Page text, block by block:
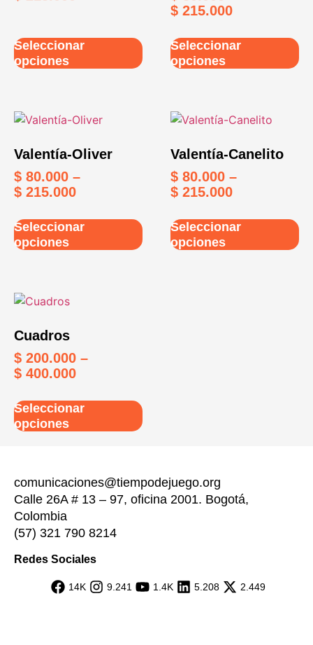
Seleccionar
opciones
$ 215.000
Seleccionar
opciones
Valentía-Oliver
$ 80.000 –
$ 215.000
Seleccionar
opciones
Valentía-Canelito
$ 80.000 –
$ 215.000
Seleccionar
opciones
Cuadros
$ 200.000 –
$ 400.000
Seleccionar
opciones
comunicaciones@tiempodejuego.org
Calle 26A # 13 – 97, oficina 2001. Bogotá,
Colombia
(57) 321 790 8214
Redes Sociales
14K 9.241 1.4K 5.208 2.449